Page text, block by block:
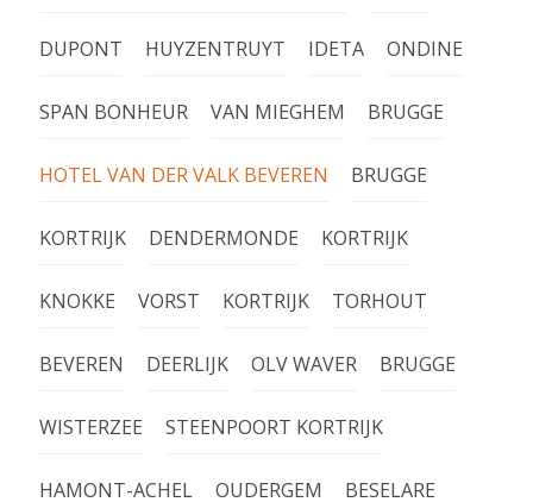
DUPONT HUYZENTRUYT IDETA ONDINE
SPAN BONHEUR VAN MIEGHEM BRUGGE
HOTEL VAN DER VALK BEVEREN BRUGGE
KORTRIJK DENDERMONDE KORTRIJK
KNOKKE VORST KORTRIJK TORHOUT
BEVEREN DEERLIJK OLV WAVER BRUGGE
WISTERZEE STEENPOORT KORTRIJK
HAMONT-ACHEL OUDERGEM BESELARE